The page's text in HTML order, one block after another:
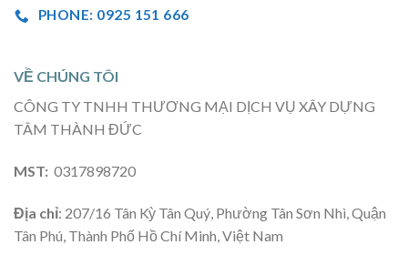
PHONE: 0925 151 666
VỀ CHÚNG TÔI
CÔNG TY TNHH THƯƠNG MẠI DỊCH VỤ XÂY DỰNG
TÂM THÀNH ĐỨC
MST: 0317898720
Địa chỉ: 207/16 Tân Kỳ Tân Quý, Phường Tân Sơn Nhì, Quận
Tân Phú, Thành Phố Hồ Chí Minh, Việt Nam